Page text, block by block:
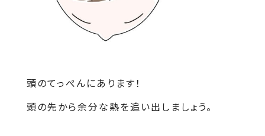
頭のてっぺんにあります！
頭の先から余分な熱を追い出しましょう。